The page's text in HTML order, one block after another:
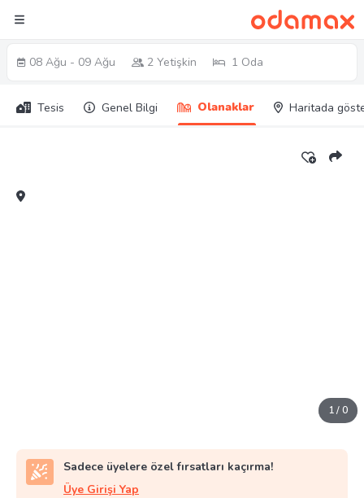
08 Ağu - 09 Ağu 2 Yetişkin 1 Oda
Tesis Genel Bilgi Olanaklar Haritada
1/0
Sadece üyelere özel fırsatları kaçırma!
Üye Girişi Yap